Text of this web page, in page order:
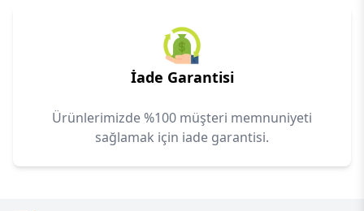
İade Garantisi
Ürünlerimizde %100 müşteri memnuniyeti
sağlamak için iade garantisi.